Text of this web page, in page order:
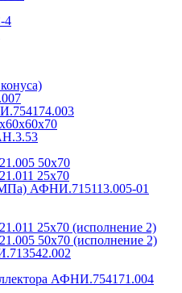
4
50х70
25х70
МПа) АФНИ.715113.005-01
25х70 (исполнение 2)
50х70 (исполнение 2)
АФНИ.754171.004